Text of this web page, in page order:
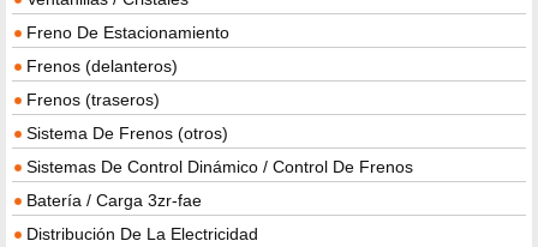
Freno De Estacionamiento
Frenos (delanteros)
Frenos (traseros)
Sistema De Frenos (otros)
Sistemas De Control Dinámico / Control De Frenos
Batería / Carga 3zr-fae
Distribución De La Electricidad